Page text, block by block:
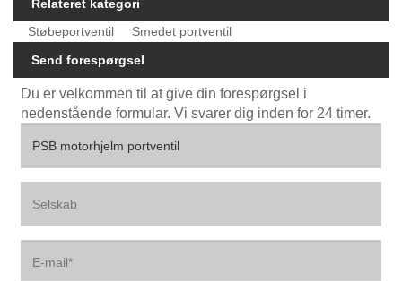
Relateret kategori
Støbeportventil
Smedet portventil
Send forespørgsel
Du er velkommen til at give din forespørgsel i
nedenstående formular. Vi svarer dig inden for 24 timer.